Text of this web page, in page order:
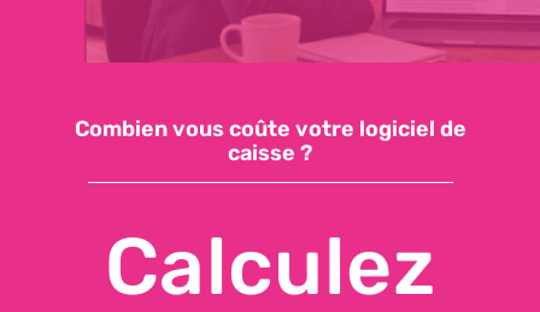
Accéder à ma caisse
Combien vous coûte votre logiciel de
caisse ?
Calculez